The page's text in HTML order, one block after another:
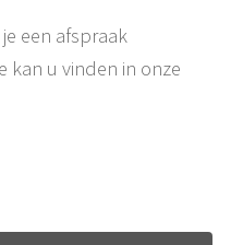
een afspraak
kan u vinden in onze